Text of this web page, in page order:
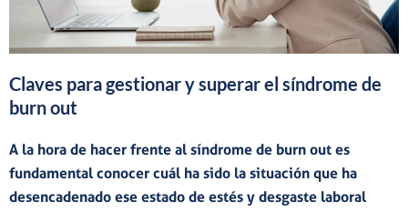
Claves para gestionar y superar el síndrome de
burn out
A la hora de hacer frente al síndrome de burn out es
fundamental conocer cuál ha sido la situación que ha
desencadenado ese estado de estés y desgaste laboral